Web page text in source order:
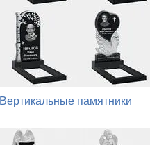
Вертикальные памятники